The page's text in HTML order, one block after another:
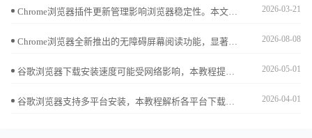
2026-03-21
2026-08-08
2026-05-01
2026-04-01